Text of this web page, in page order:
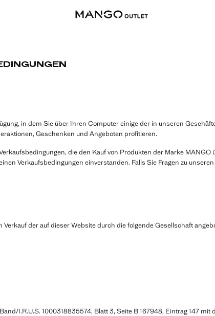
in dem Sie über Ihren Computer einige der in unseren
Geschenken und Angeboten profitieren.
die den Kauf von Produkten der Marke
Verkaufsbedingungen einverstanden. Falls Sie Fragen zu
der auf dieser Website durch die folgende Gesellschaft
I.R.U.S. 1000318835574, Blatt 3, Seite B 167948, Eintrag 147